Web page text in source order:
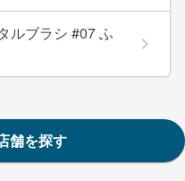
ルブラシ #07 ふ
舗を探す